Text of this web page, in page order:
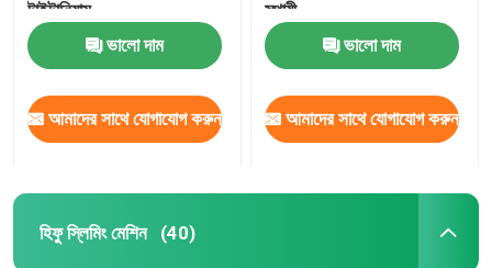
টাইটানিয়াম
ভালো দাম
আমাদের সাথে যোগাযোগ করুন
স্থায়ী
ভালো দাম
আমাদের সাথে যোগাযোগ করুন
হিফু স্লিমিং মেশিন (40)